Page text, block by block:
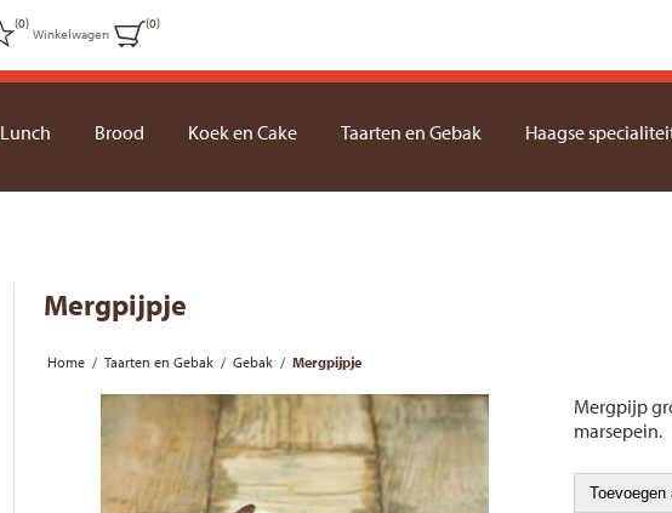
(0)
Winkelwagen
(0)
Lunch Brood Koek en Cake Taarten en Gebak Haagse
Mergpijpje
Home / Taarten en Gebak / Gebak / Mergpijpje
Mergpijp
marsepein.